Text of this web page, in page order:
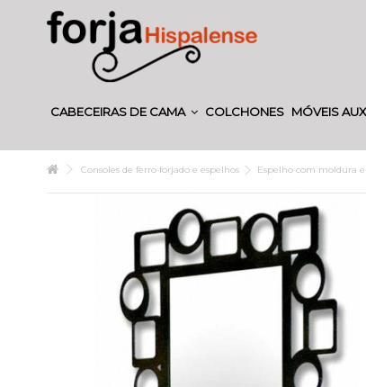
CABECEIRAS DE CAMA COLCHONES MÓVEIS
Consoles de ferro forjado e espelhos Espelho com moldura